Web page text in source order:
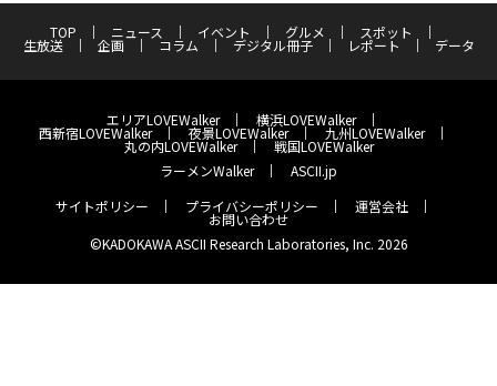
TOP ニュース イベント グルメ スポット
生放送 企画 コラム デジタル冊子 レポート データ
エリアLOVEWalker 横浜LOVEWalker
西新宿LOVEWalker 夜景LOVEWalker 九州LOVEWalker
丸の内LOVEWalker
戦国LOVEWalker
ラーメンWalker
ASCII.jp
サイトポリシー
プライバシーポリシー 運営会社
お問い合わせ
©KADOKAWA ASCII Research Laboratories, Inc. 2026